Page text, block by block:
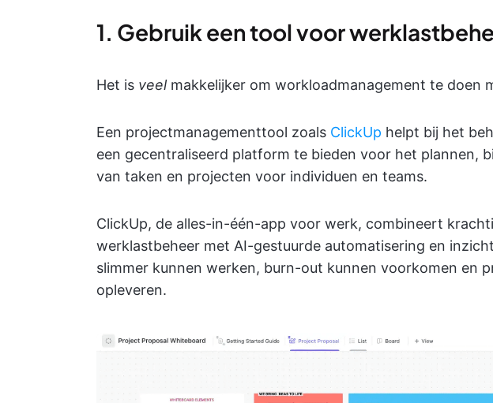
1. Gebruik een tool voor
Het is veelmakkelijker om workloadmanagement te doen
Een projectmanagementtool zoals ClickUp helpt bij het
een gecentraliseerd platform te bieden voor het plannen,
van taken en projecten voor individuen en teams.
ClickUp, de alles-in-één-app voor werk, combineert
werklastbeheer met AI-gestuurde automatisering en
slimmer kunnen werken, burn-out kunnen voorkomen en
opleveren.